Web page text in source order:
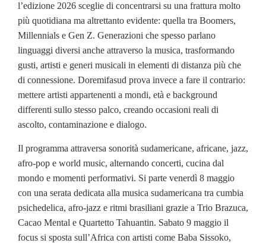
l’edizione 2026 sceglie di concentrarsi su una frattura molto
più quotidiana ma altrettanto evidente: quella tra Boomers,
Millennials e Gen Z. Generazioni che spesso parlano
linguaggi diversi anche attraverso la musica, trasformando
gusti, artisti e generi musicali in elementi di distanza più che
di connessione. Doremifasud prova invece a fare il contrario:
mettere artisti appartenenti a mondi, età e background
differenti sullo stesso palco, creando occasioni reali di
ascolto, contaminazione e dialogo.
Il programma attraversa sonorità sudamericane, africane, jazz,
afro-pop e world music, alternando concerti, cucina dal
mondo e momenti performativi. Si parte venerdì 8 maggio
con una serata dedicata alla musica sudamericana tra cumbia
psichedelica, afro-jazz e ritmi brasiliani grazie a Trio Brazuca,
Cacao Mental e Quartetto Tahuantin. Sabato 9 maggio il
focus si sposta sull’Africa con artisti come Baba Sissoko,